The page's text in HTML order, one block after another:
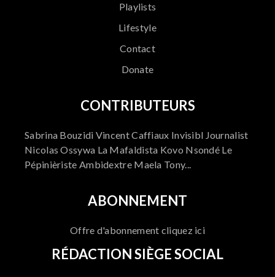
Playlists
Lifestyle
Contact
Donate
CONTRIBUTEURS
Sabrina Bouzidi Vincent Caffiaux Invisibl Journalist
Nicolas Ossywa La Mafaldista Kovo Nsondé Le
Pépinièriste Ambidextre Maela Tony...
ABONNEMENT
Offre d'abonnement cliquez ici
RÉDACTION SIÈGE SOCIAL